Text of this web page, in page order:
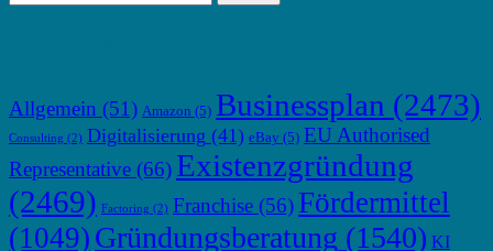
Allgemein (51) Amazon (5) Businessplan (2473)
Consulting (2) Digitalisierung (41) eBay (5) EU Authorised
Representative (66) Existenzgründung
(2469) Factoring (2) Franchise (56) Fördermittel
(1049) Gründungsberatung (1540) KI